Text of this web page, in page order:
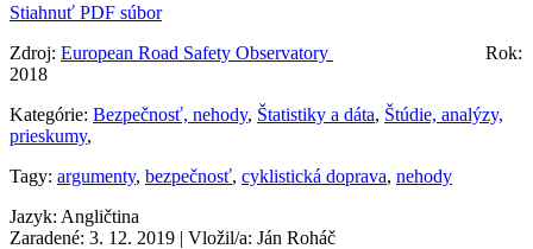
Stiahnuť PDF súbor
Zdroj: European Road Safety Observatory
Rok:
2018
Kategórie: Bezpečnosť, nehody, Štatistiky a dáta, Štúdie, analýzy,
prieskumy,
Tagy: argumenty, bezpečnosť, cyklistická doprava, nehody
Jazyk: Angličtina
Zaradené: 3. 12. 2019 | Vložil/a: Ján Roháč